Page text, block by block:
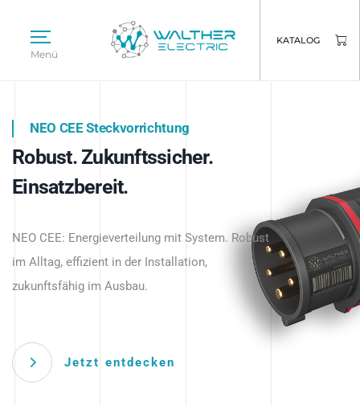
Menü
KATALOG
Intelligente Stromverteilung
beginnt hier.
NEO CEE Steckvorrichtung
Robust. Zukunftssicher.
Einsatzbereit.
NEO CEE: Energieverteilung mit System. Robust
im Alltag, effizient in der Installation,
zukunftsfähig im Ausbau.
Jetzt entdecken
Intelligenz trifft Energie.
Anwendungen – robust, IP-geschützt und
zukunftsfähig.